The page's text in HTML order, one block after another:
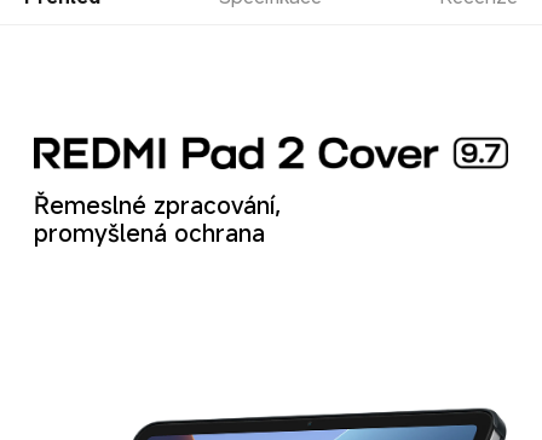
Řemeslné zpracování,
promyšlená ochrana